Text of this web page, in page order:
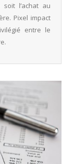
l’achat au
Pixel impact
entre le